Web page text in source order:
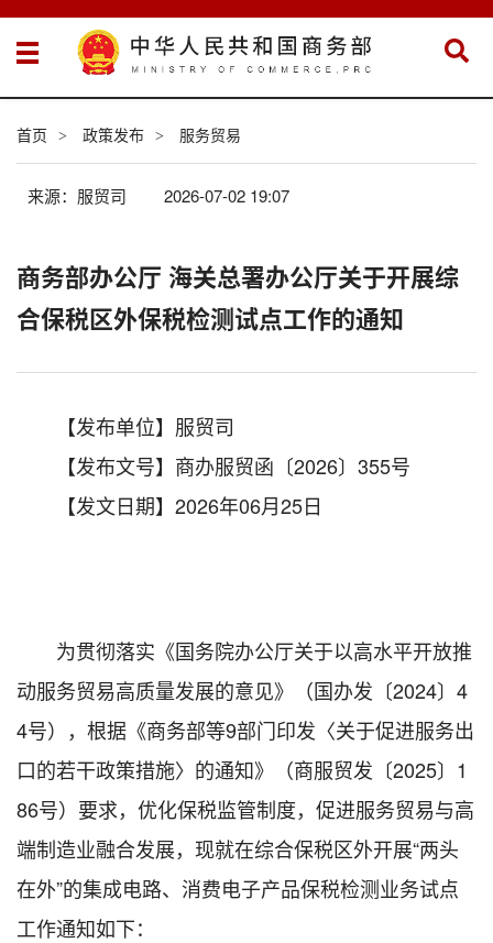
首页 > 政策发布 > 服务贸易
来源：服贸司 2026-07-02 19:07
商务部办公厅 海关总署办公厅关于开展综
合保税区外保税检测试点工作的通知
【发布单位】服贸司
【发布文号】商办服贸函〔2026〕355号
【发文日期】2026年06月25日
为贯彻落实《国务院办公厅关于以高水平开放推
动服务贸易高质量发展的意见》 （国办发〔2024〕 4
4号），根据《商务部等9部门印发〈关于促进服务出
口的若干政策措施〉的通知》（商服贸发 〔2025〕 1
86号）要求，优化保税监管制度，促进服务贸易与高
端制造业融合发展，现就在综合保税区外开展“两头
在外”的集成电路、消费电子产品保税检测业务试点
工作通知如下：